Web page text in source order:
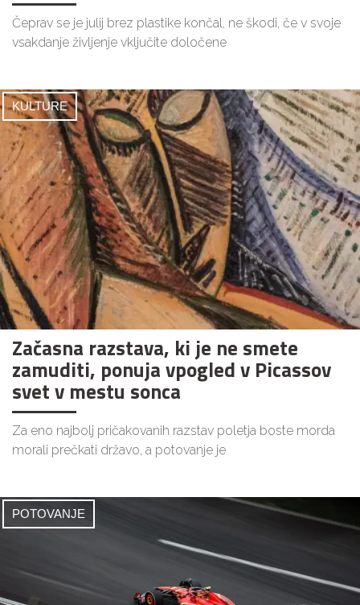
Čeprav se je julij brez plastike končal, ne škodi, če v svoje
vsakdanje življenje vključite določene
KULTURE
Začasna razstava, ki je ne smete
zamuditi, ponuja vpogled v Picassov
svet v mestu sonca
Za eno najbolj pričakovanih razstav poletja boste morda
morali prečkati državo, a potovanje je
POTOVANJE